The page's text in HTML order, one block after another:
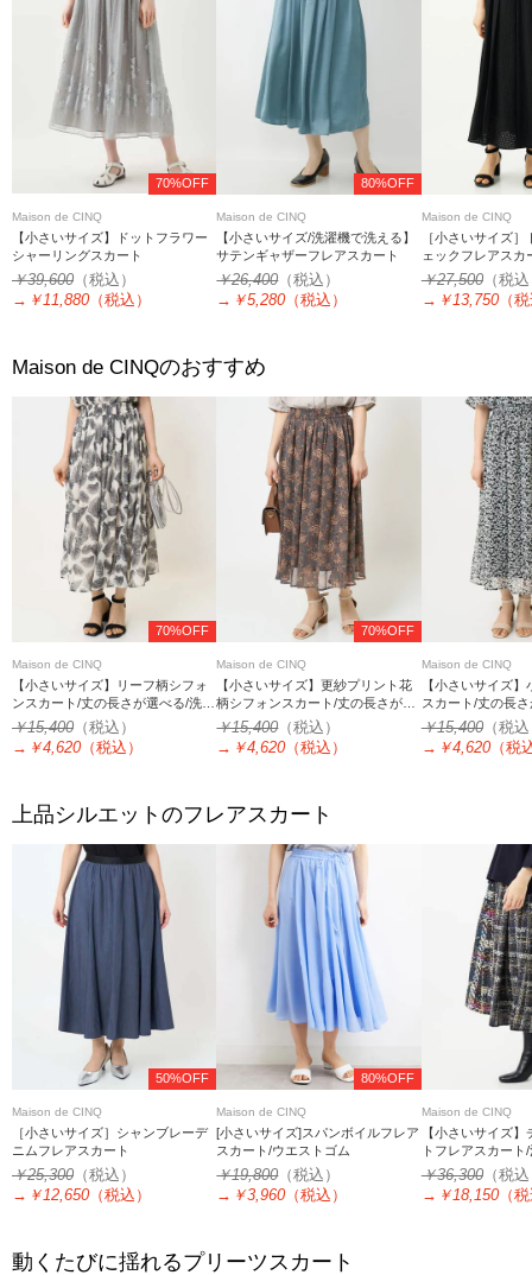
70%OFF
Maison de CINQ
【小さいサイズ】ドットフラワー
シャーリングスカート
￥39,600 （税込）
→ ￥11,880 （税込）
80%OFF
Maison de CINQ
【小さいサイズ/洗濯機で洗える】
サテンギャザーフレアスカート
￥26,400（税込）
→ ￥5,280 （税込）
Maison de CINQ
［小さいサイズ
ェックフレアスカ
プ対応)
￥27,500（税
→ ￥13,750（
Maison de CINQのおすすめ
70%OFF
Maison de CINQ
【小さいサイズ】リーフ柄シフォ
ンスカート/丈の長さが選べる/洗え
る/セットアップ対応
￥15,400 （税込）
→ ￥4,620 （税込）
70%OFF
Maison de CINQ
【小さいサイズ】更紗プリント花
柄シフォンスカート/丈の長さが選
べる/洗える/セットアップ対応
￥15,400（税込）
→ ￥4,620 （税込）
Maison de CINQ
【小さいサイズ
スカート/丈の長
る/セットアップ
￥15,400（税
→ ￥4,620（税
上品シルエットのフレアスカート
50%OFF
Maison de CINQ
［小さいサイズ］シャンブレーデ
ニムフレアスカート
￥25,300 （税込）
→ ￥12,650 （税込）
80%OFF
Maison de CINQ
[小さいサイズ]スパンボイルフレア
スカート/ウエストゴム
￥19,800（税込）
→ ￥3,960 （税込）
Maison de CINQ
【小さいサイズ
トフレアスカー
￥36,300（税
→ ￥18,150（
動くたびに揺れるプリーツスカート